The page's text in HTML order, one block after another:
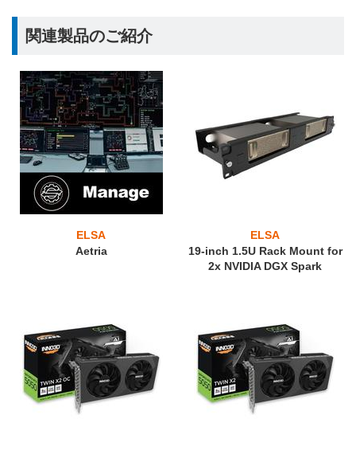
関連製品のご紹介
ELSA
Aetria
ELSA
19-inch 1.5U Rack Mount for
2x NVIDIA DGX Spark